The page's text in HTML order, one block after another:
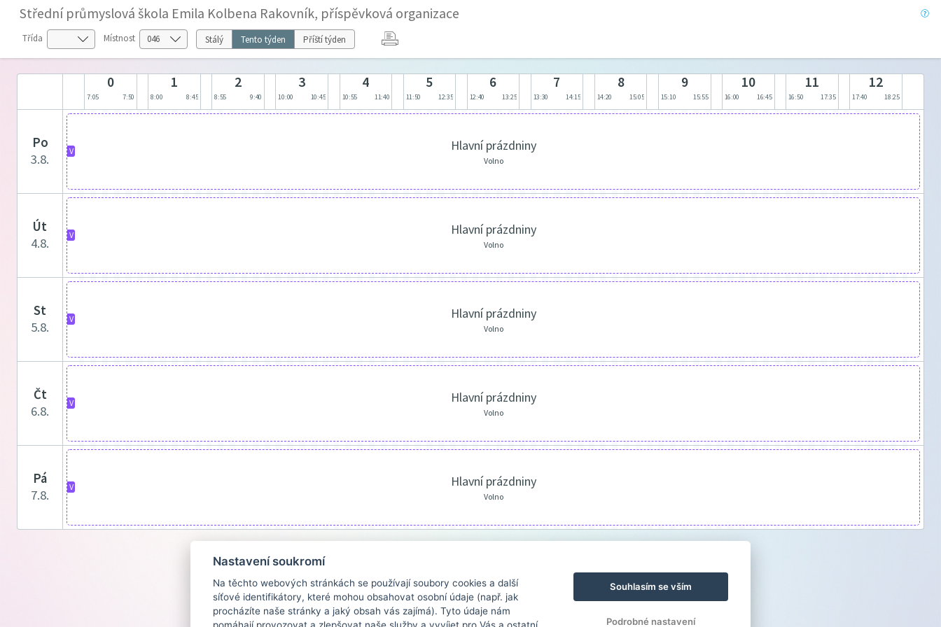
Střední průmyslová škola Emila Kolbena Rakovník, příspěvková organizace
Třída Místnost Stálý Tento týden Příští týden
0
7:05 7:50
1
8:00 8:45
2
8:55 9:40
3
10:00 10:45
4
10:55 11:40
5
11:50 12:35
6
12:40 13:25
7
13:30 14:15
8
14:20 15:05
9
15:10 15:55
10
16:00 16:45
11
16:50 17:35
12
17:40 18:25
po
3.8.
V Hlavní prázdniny
Volno
út
4.8.
V Hlavní prázdniny
Volno
st
5.8.
V Hlavní prázdniny
Volno
čt
6.8.
V Hlavní prázdniny
Volno
pá
7.8.
V Hlavní prázdniny
Volno
Nastavení soukromí
Na těchto webových stránkách se používají soubory cookies a další
síťové identifikátory, které mohou obsahovat osobní údaje (např. jak
procházíte naše stránky a jaký obsah vás zajímá). Tyto údaje nám
Souhlasím se vším
Podrobné nastavení